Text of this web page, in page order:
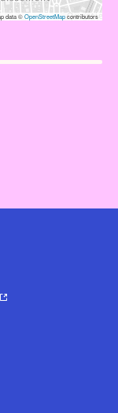
data ©OpenStreetMapcontributors